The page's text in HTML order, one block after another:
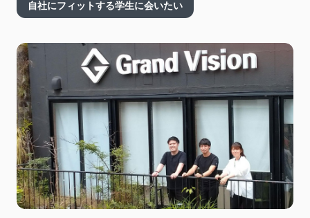
自社にフィットする学生に会いたい